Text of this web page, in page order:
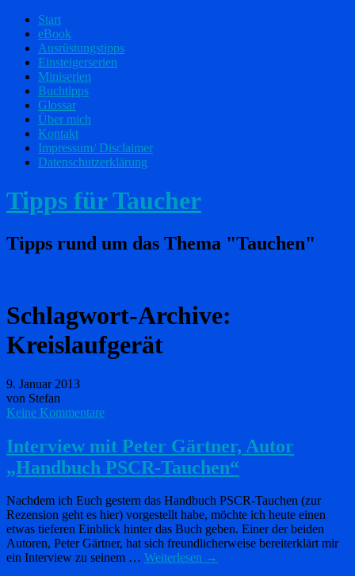
Start
eBook
Ausrüstungstipps
Einsteigerserien
Miniserien
Buchtipps
Glossar
Über mich
Kontakt
Impressum/ Disclaimer
Datenschutzerklärung
Tipps für Taucher
Tipps rund um das Thema "Tauchen"
Schlagwort-Archive:
Kreislaufgerät
9. Januar 2013
von Stefan
Keine Kommentare
Interview mit Peter Gärtner, Autor
„Handbuch PSCR-Tauchen“
Nachdem ich Euch gestern das Handbuch PSCR-Tauchen (zur
Rezension geht es hier) vorgestellt habe, möchte ich heute einen
etwas tieferen Einblick hinter das Buch geben. Einer der beiden
Autoren, Peter Gärtner, hat sich freundlicherweise bereiterklärt mir
ein Interview zu seinem … Weiterlesen →